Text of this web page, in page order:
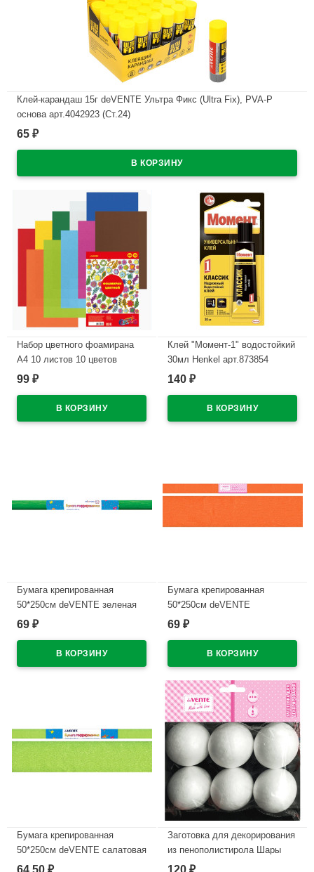
Клей-карандаш 15г deVENTE Ультра Фикс (Ultra Fix), PVA-P
основа арт.4042923 (Ст.24)
В наличии
65 ₽
Набор цветного фоамирана
А4 10 листов 10 цветов
deVENTE толщина 1 мм
99 ₽
Клей "Момент-1" водостойкий
30мл Henkel арт.873854
В наличии
140 ₽
Бумага крепированная
50*250см deVENTE зеленая
арт.8040721
69 ₽
Бумага крепированная
50*250см deVENTE
оранжевая арт 8040706
69 ₽
Бумага крепированная
50*250см deVENTE салатовая
арт 8040726
₽
Заготовка для декорирования
из пенополистирола Шары
6шт d-60мм deVENTE
₽